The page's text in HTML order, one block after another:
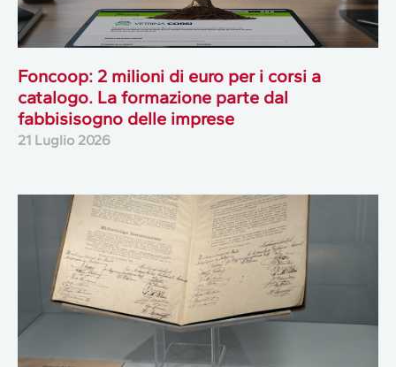
Foncoop: 2 milioni di euro per i corsi a
catalogo. La formazione parte dal
fabbisisogno delle imprese
21 Luglio 2026